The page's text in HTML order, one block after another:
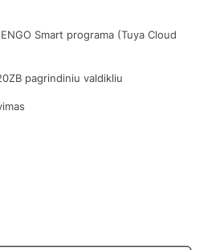
Smart programa (Tuya Cloud
pagrindiniu valdikliu